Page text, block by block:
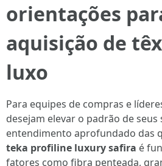
orientações
aquisição de
luxo
Para equipes de compras e
desejam elevar o padrão de seus
entendimento aprofundado das
teka profiline luxury safira é
fatores como fibra penteada,